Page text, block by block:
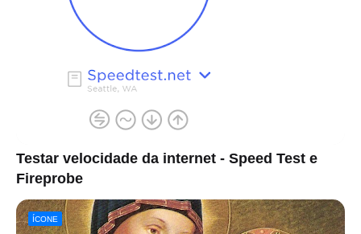
Testar velocidade da internet - Speed Test e
Fireprobe
ÍCONE